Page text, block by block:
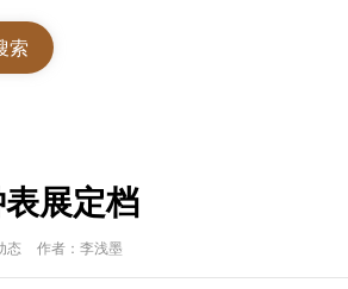
展定档
态 作者：李浅墨